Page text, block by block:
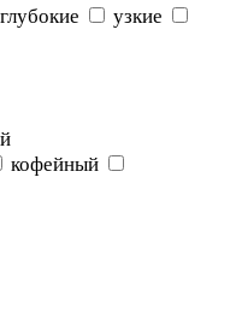
узкие
кофейный